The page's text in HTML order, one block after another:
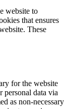
website to
that ensures
These
for the website
personal data via
as non-necessary